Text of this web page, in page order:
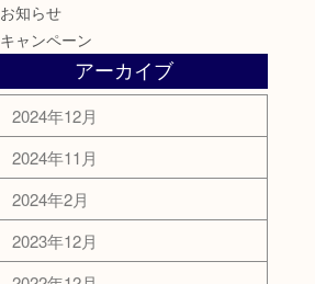
お知らせ
キャンペーン
アーカイブ
2024年12月
2024年11月
2024年2月
2023年12月